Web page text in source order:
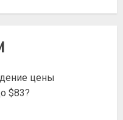
цены
$83?